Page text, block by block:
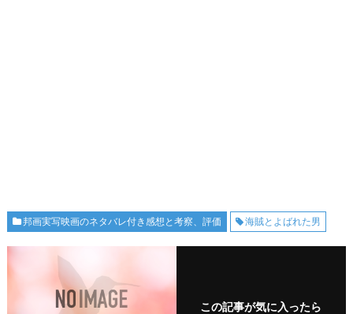
邦画実写映画のネタバレ付き感想と考察、評価 海賊とよばれた男
この記事が気に入ったら